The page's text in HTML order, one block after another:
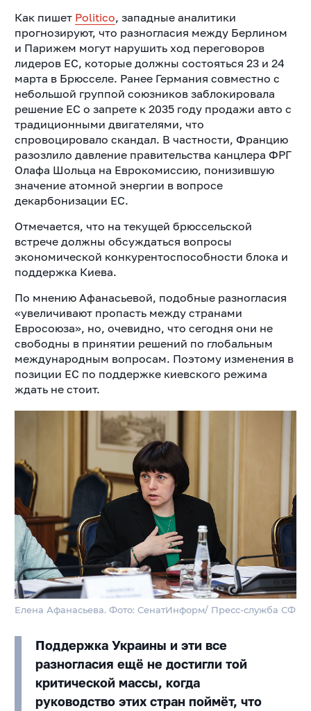
Как пишет Politico, западные аналитики
прогнозируют, что разногласия между Берлином
и Парижем могут нарушить ход переговоров
лидеров ЕС, которые должны состояться 23 и 24
марта в Брюсселе. Ранее Германия совместно с
небольшой группой союзников заблокировала
решение ЕС о запрете к 2035 году продажи авто с
традиционными двигателями, что
спровоцировало скандал. В частности, Францию
разозлило давление правительства канцлера ФРГ
Олафа Шольца на Еврокомиссию, понизившую
значение атомной энергии в вопросе
декарбонизации ЕС.
Отмечается, что на текущей брюссельской
встрече должны обсуждаться вопросы
экономической конкурентоспособности блока и
поддержка Киева.
По мнению Афанасьевой, подобные разногласия
«увеличивают пропасть между странами
Евросоюза», но, очевидно, что сегодня они не
свободны в принятии решений по глобальным
международным вопросам. Поэтому изменения в
позиции ЕС по поддержке киевского режима
ждать не стоит.
Елена Афанасьева. Фото: СенатИнформ/ Пресс-служба СФ
Поддержка Украины и эти все
разногласия ещё не достигли той
критической массы, когда
руководство этих стран поймёт, что